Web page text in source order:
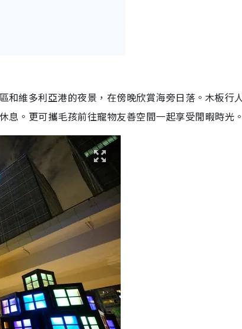
和維多利亞港的夜景，在傍晚欣賞海旁日落。木板行
息。更可攜毛孩前往寵物友善空間一起享受閒暇時光